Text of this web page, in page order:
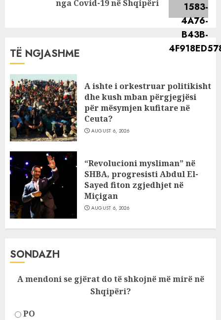
nga Covid-19 në Shqipëri
TË NGJASHME
A ishte i orkestruar politikisht
dhe kush mban përgjegjësi
për mësymjen kufitare në
Ceuta?
AUGUST 6, 2026
“Revolucioni mysliman” në
SHBA, progresisti Abdul El-
Sayed fiton zgjedhjet në
Miçigan
AUGUST 6, 2026
SONDAZH
A mendoni se gjërat do të shkojnë më mirë në
Shqipëri?
PO